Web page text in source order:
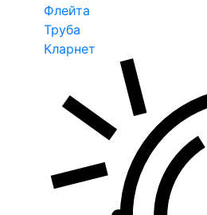
Флейта
Труба
Кларнет